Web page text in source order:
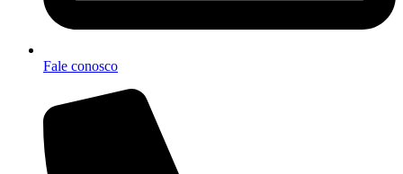
Fale conosco